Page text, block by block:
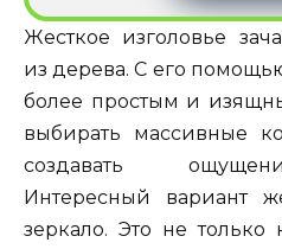
Жесткое изголовье
из дерева. С его
более простым и
выбирать массивные
создавать
Интересный вариант
зеркало. Это не